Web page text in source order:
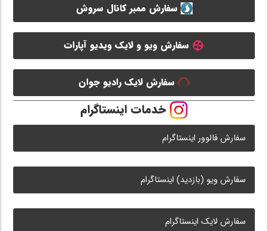
سفارش ممبر کانال سروش
سفارش ویو و لایک ویدیو آپارات
سفارش لایک رادیو جوان
خدمات اینستاگرام
سفارش فالوور اینستاگرام
سفارش ویو (بازدید) اینستاگرام
سفارش لایک اینستاگرام